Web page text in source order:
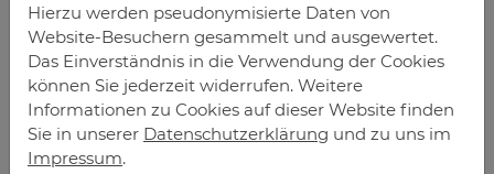
Rahmen 50 mm mit 31 mm Mittelsprosse:
Max. Größe 170x250 cm
Hierzu werden pseudonymisierte Daten von
Website-Besuchern gesammelt und ausgewertet.
Das Einverständnis in die Verwendung der Cookies
können Sie jederzeit widerrufen. Weitere
Informationen zu Cookies auf dieser Website finden
Sie in unserer Datenschutzerklärung und zu uns im
Impressum.